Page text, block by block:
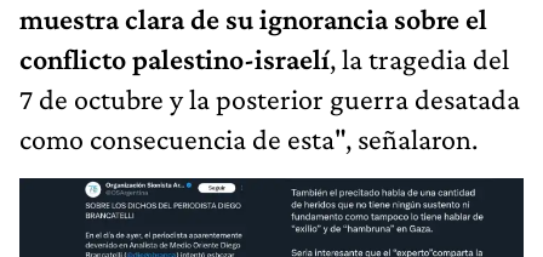
muestra clara de su ignorancia sobre el
conflicto palestino-israelí, la tragedia del
7 de octubre y la posterior guerra desatada
como consecuencia de esta", señalaron.